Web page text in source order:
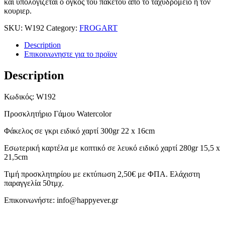
και υπολογιζεται ο ογκος του πακετου απο το ταχυδρομειο ή τον
κουριερ.
SKU: W192 Category: FROGART
Description
Επικοινωνηστε για το προϊoν
Description
Κωδικός: W192
Προσκλητήριο Γάμου Watercolor
Φάκελος σε γκρι ειδικό χαρτί 300gr 22 x 16cm
Εσωτερική καρτέλα με κοπτικό σε λευκό ειδικό χαρτί 280gr 15,5 x
21,5cm
Τιμή προσκλητηρίου με εκτύπωση 2,50€ με ΦΠΑ. Ελάχιστη
παραγγελία 50τμχ.
Επικοινωνήστε: info@happyever.gr